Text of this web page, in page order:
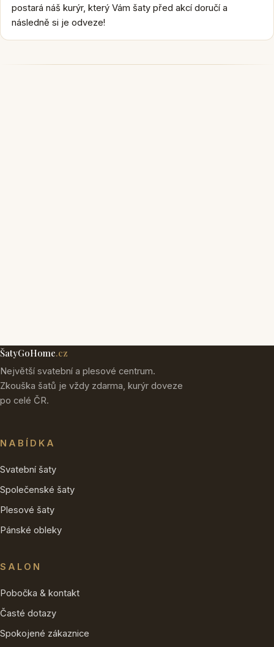
postará náš kurýr, který Vám šaty před akcí doručí a
následně si je odveze!
ŠatyGoHome.cz
Největší svatební a plesové centrum.
Zkouška šatů je vždy zdarma, kurýr doveze
po celé ČR.
NABÍDKA
Svatební šaty
Společenské šaty
Plesové šaty
Pánské obleky
SALON
Pobočka & kontakt
Časté dotazy
Spokojené zákaznice